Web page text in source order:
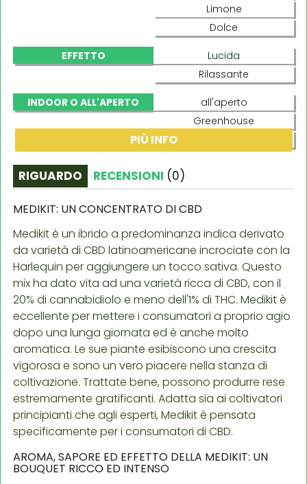
Limone
Dolce
EFFETTO
Lucida
Rilassante
INDOOR O ALL'APERTO
all'aperto
Greenhouse
PIÙ INFO
RIGUARDO RECENSIONI (0)
MEDIKIT: UN CONCENTRATO DI CBD
Medikit è un ibrido a predominanza indica derivato
da varietà di CBD latinoamericane incrociate con la
Harlequin per aggiungere un tocco sativa. Questo
mix ha dato vita ad una varietà ricca di CBD, con il
20% di cannabidiolo e meno dell'1% di THC. Medikit è
eccellente per mettere i consumatori a proprio agio
dopo una lunga giornata ed è anche molto
aromatica. Le sue piante esibiscono una crescita
vigorosa e sono un vero piacere nella stanza di
coltivazione. Trattate bene, possono produrre rese
estremamente gratificanti. Adatta sia ai coltivatori
principianti che agli esperti, Medikit è pensata
specificamente per i consumatori di CBD.
AROMA, SAPORE ED EFFETTO DELLA MEDIKIT: UN
BOUQUET RICCO ED INTENSO